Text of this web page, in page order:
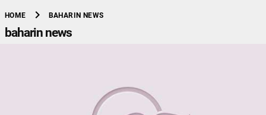
HOME chevron_right BAHARIN NEWS
baharin news